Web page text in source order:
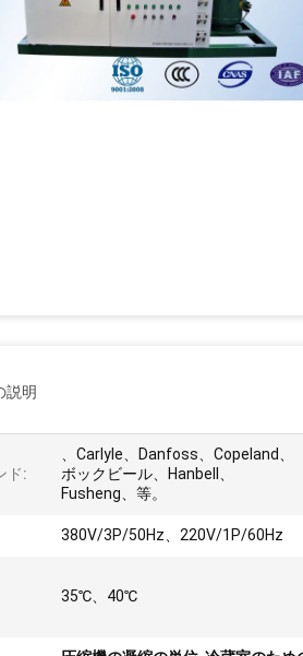
説明
ド:
、Carlyle、Danfoss、Copeland、
ボックビール、Hanbell、
Fusheng、等。
380V/3P/50Hz、220V/1P/60Hz
35℃、40℃